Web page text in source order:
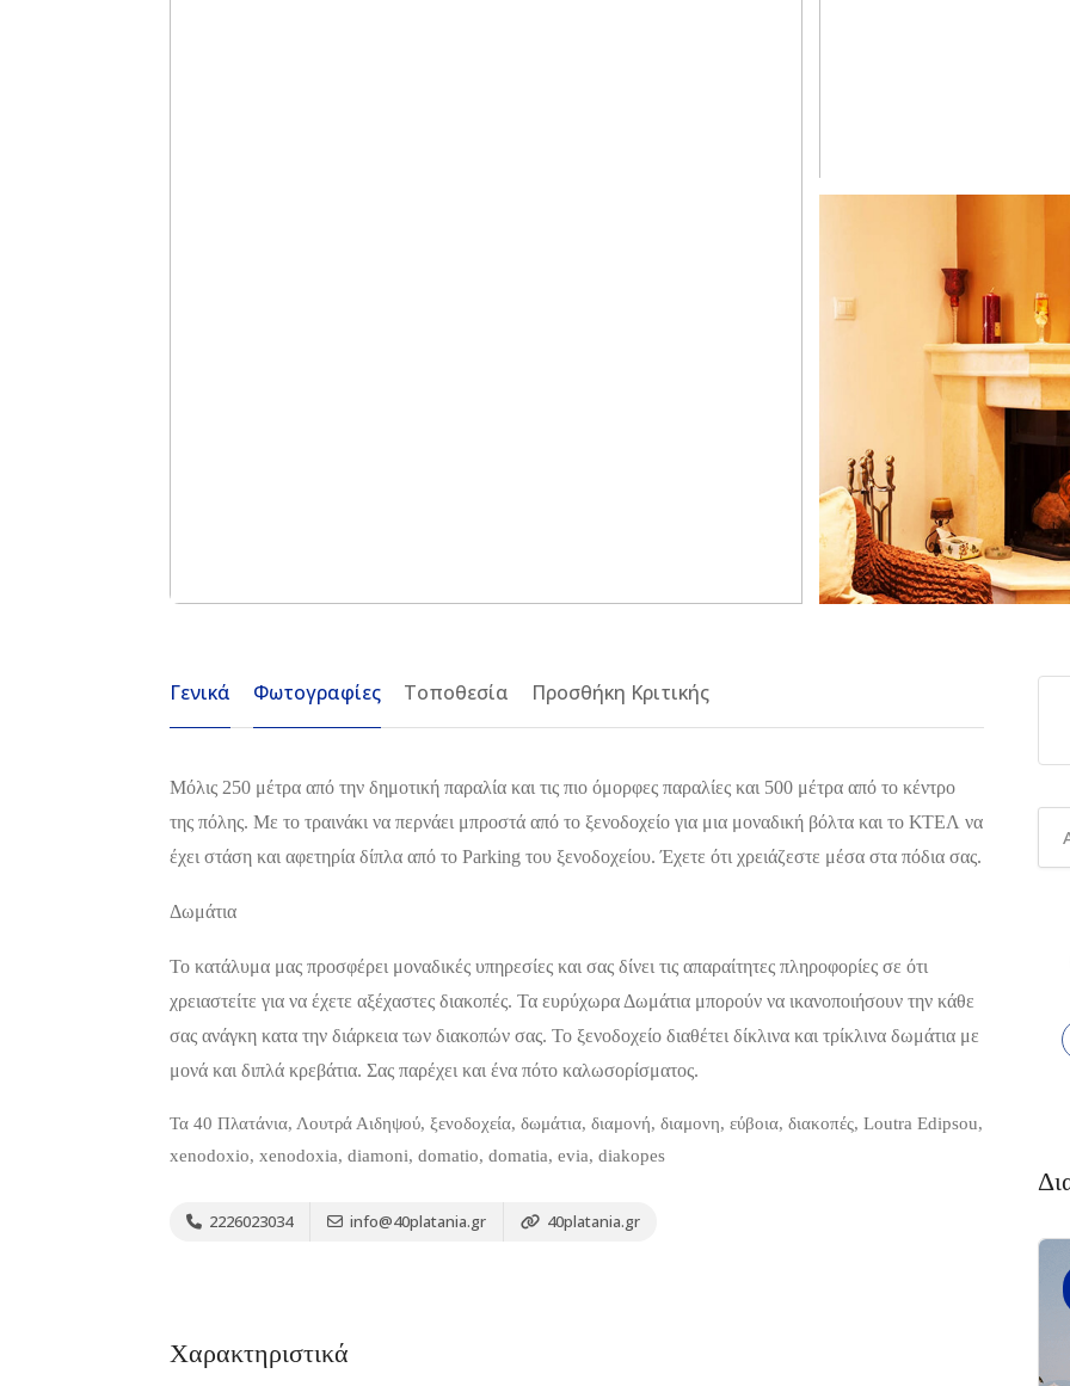
Γενικά Φωτογραφίες Τοποθεσία Προσθήκη Κριτικής
Μόλις 250 μέτρα από την δημοτική παραλία και τις πιο όμορφες παραλίες και 500 μέτρα από το κέντρο
της πόλης. Με το τραινάκι να περνάει μπροστά από το ξενοδοχείο για μια μοναδική βόλτα και το ΚΤΕΛ να
έχει στάση και αφετηρία δίπλα από το Parking του ξενοδοχείου. Έχετε ότι χρειάζεστε μέσα στα πόδια σας.
Δωμάτια
Το κατάλυμα μας προσφέρει μοναδικές υπηρεσίες και σας δίνει τις απαραίτητες πληροφορίες σε ότι
χρειαστείτε για να έχετε αξέχαστες διακοπές. Τα ευρύχωρα Δωμάτια μπορούν να ικανοποιήσουν την κάθε
σας ανάγκη κατα την διάρκεια των διακοπών σας. Το ξενοδοχείο διαθέτει δίκλινα και τρίκλινα δωμάτια με
μονά και διπλά κρεβάτια. Σας παρέχει και ένα πότο καλωσορίσματος.
Τα 40 Πλατάνια, Λουτρά Αιδηψού, ξενοδοχεία, δωμάτια, διαμονή, διαμονη, εύβοια, διακοπές, Loutra Edipsou,
xenodoxio, xenodoxia, diamoni, domatio, domatia, evia, diakopes
2226023034 info@40platania.gr 40platania.gr
Χαρακτηριστικά